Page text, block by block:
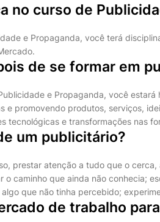
no curso de
e Propaganda, você terá
de se formar em
e Propaganda, você
e promovendo produtos, serviços,
tecnológicas e transformações nas
um publicitário?
prestar atenção a tudo que o
o caminho que ainda não conhecia;
que não tinha percebido;
de trabalho